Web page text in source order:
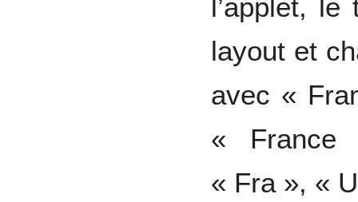
l’applet,
layout et
avec «
« France
« Fra », «